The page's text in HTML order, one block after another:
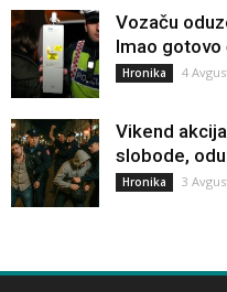
Vozaču
Imao
Hronika 4
Vikend
slobode,
Hronika 3